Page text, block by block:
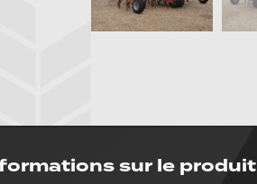
sur le produit